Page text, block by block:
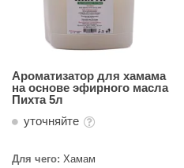
Woods
Ароматизатор для хамама
на основе эфирного масла
Пихта 5л
уточняйте
Для чего: Хамам